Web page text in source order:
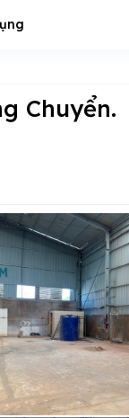
Chuyển.